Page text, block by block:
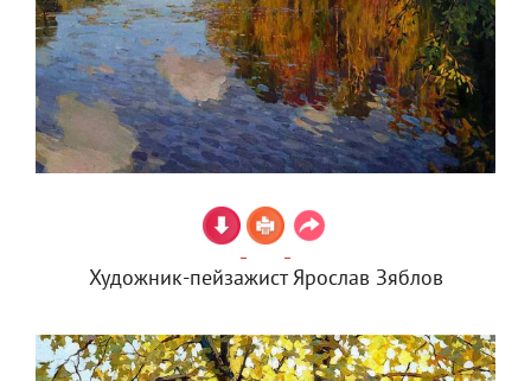
Художник-пейзажист Ярослав Зяблов